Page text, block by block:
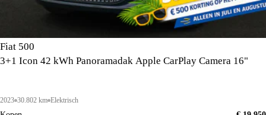
Fiat 500
3+1 Icon 42 kWh Panoramadak Apple CarPlay Camera 16"
2023 30.802 km Elektrisch